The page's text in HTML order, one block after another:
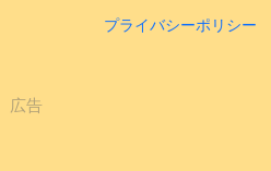
プライバシーポリシー
広告